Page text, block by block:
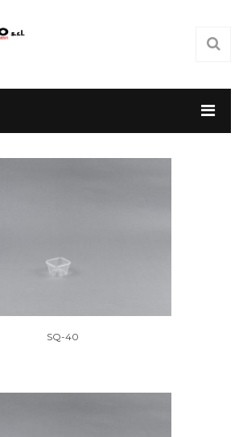
SQ-40